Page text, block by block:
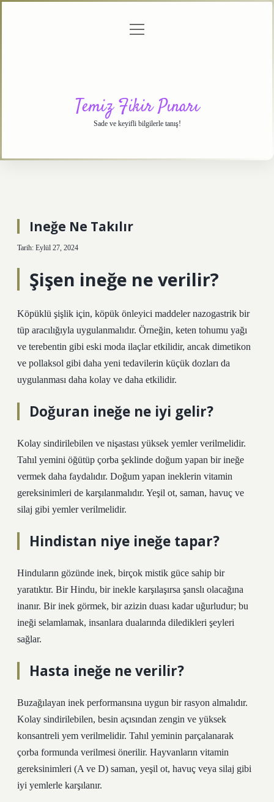
menüyü
Temiz Fikir Pınarı
Sade ve keyifli bilgilerle tanış!
Ineğe Ne Takılır
Tarih: Eylül 27, 2024
Şişen ineğe ne verilir?
Köpüklü şişlik için, köpük önleyici maddeler nazogastrik bir
tüp aracılığıyla uygulanmalıdır. Örneğin, keten tohumu yağı
ve terebentin gibi eski moda ilaçlar etkilidir, ancak dimetikon
ve pollaksol gibi daha yeni tedavilerin küçük dozları da
uygulanması daha kolay ve daha etkilidir.
Doğuran ineğe ne iyi gelir?
Kolay sindirilebilen ve nişastası yüksek yemler verilmelidir.
Tahıl yemini öğütüp çorba şeklinde doğum yapan bir ineğe
vermek daha faydalıdır. Doğum yapan ineklerin vitamin
gereksinimleri de karşılanmalıdır. Yeşil ot, saman, havuç ve
silaj gibi yemler verilmelidir.
Hindistan niye ineğe tapar?
Hinduların gözünde inek, birçok mistik güce sahip bir
yaratıktır. Bir Hindu, bir inekle karşılaşırsa şanslı olacağına
inanır. Bir inek görmek, bir azizin duası kadar uğurludur; bu
ineği selamlamak, insanlara dualarında diledikleri şeyleri
sağlar.
Hasta ineğe ne verilir?
Buzağılayan inek performansına uygun bir rasyon almalıdır.
Kolay sindirilebilen, besin açısından zengin ve yüksek
konsantreli yem verilmelidir. Tahıl yeminin parçalanarak
çorba formunda verilmesi önerilir. Hayvanların vitamin
gereksinimleri (A ve D) saman, yeşil ot, havuç veya silaj gibi
iyi yemlerle karşılanır.